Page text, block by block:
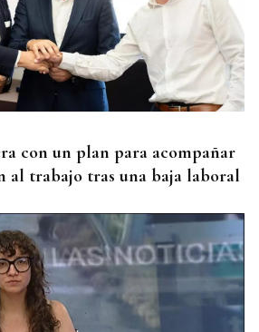
con un plan para acompañar
al trabajo tras una baja laboral